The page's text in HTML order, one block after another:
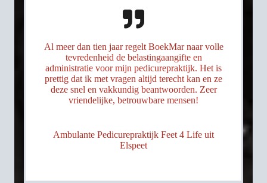
Al meer dan tien jaar regelt BoekMar naar volle
tevredenheid de belastingaangifte en
administratie voor mijn pedicurepraktijk. Het is
prettig dat ik met vragen altijd terecht kan en ze
deze snel en vakkundig beantwoorden. Zeer
vriendelijke, betrouwbare mensen!
Ambulante Pedicurepraktijk Feet 4 Life uit
Elspeet